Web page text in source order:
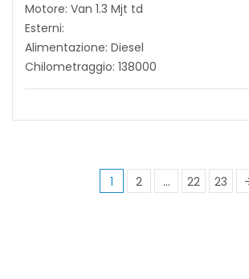
Motore: Van 1.3 Mjt td
Esterni:
Alimentazione: Diesel
Chilometraggio: 138000
1 2 … 22 23